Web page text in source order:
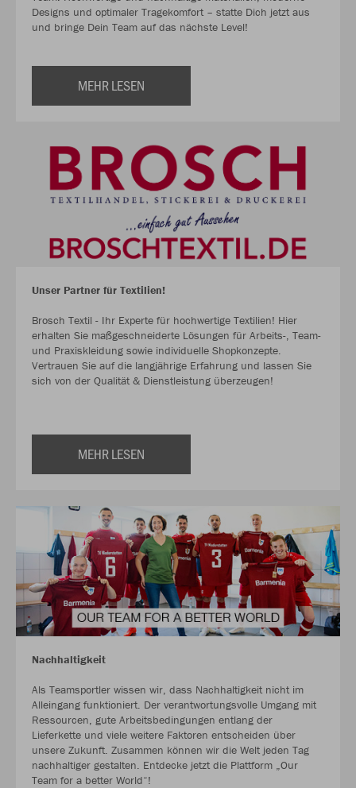
Designs und optimaler Tragekomfort – statte Dich jetzt aus
und bringe Dein Team auf das nächste Level!
MEHR LESEN
Unser Partner für Textilien!
Brosch Textil - Ihr Experte für hochwertige Textilien! Hier
erhalten Sie maßgeschneiderte Lösungen für Arbeits-, Team-
und Praxiskleidung sowie individuelle Shopkonzepte.
Vertrauen Sie auf die langjährige Erfahrung und lassen Sie
sich von der Qualität & Dienstleistung überzeugen!
MEHR LESEN
Nachhaltigkeit
Als Teamsportler wissen wir, dass Nachhaltigkeit nicht im
Alleingang funktioniert. Der verantwortungsvolle Umgang mit
Ressourcen, gute Arbeitsbedingungen entlang der
Lieferkette und viele weitere Faktoren entscheiden über
unsere Zukunft. Zusammen können wir die Welt jeden Tag
nachhaltiger gestalten. Entdecke jetzt die Plattform „Our
Team for a better World“!